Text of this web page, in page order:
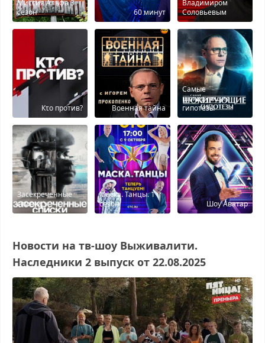
Миссия Альфа 3
сезон
60 минут
Владимиром
Соловьевым
Кτо против? Военная тайна
Самые
шокирующие
гипотезы
Засекреченные
списки
Маска. Танцы. 1
сезон
Шоу Аватар
Новости на тв-шоу Выживалити.
Наследники 2 выпуск от 22.08.2025